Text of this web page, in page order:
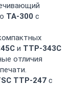
ТА-300 с
и TTP-343C
отличия
TTP-247 с